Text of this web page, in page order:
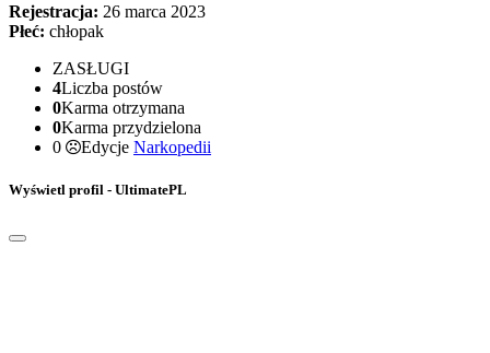
Rejestracja: 26 marca 2023
Płeć: chłopak
ZASŁUGI
4Liczba postów
0Karma otrzymana
0Karma przydzielona
0
Edycje Narkopedii
Wyświetl profil - UltimatePL